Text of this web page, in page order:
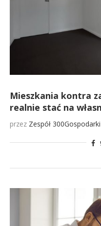
Mieszkania kontra
realnie stać na
przez Zespół 300Gospodarki